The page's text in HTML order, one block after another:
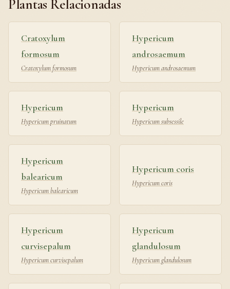
Plantas Relacionadas
Cratoxylum
formosum
Cratoxylum formosum
Hypericum
androsaemum
Hypericum androsaemum
Hypericum
Hypericum pruinatum
Hypericum
Hypericum subsessile
Hypericum
balearicum
Hypericum balearicum
Hypericum coris
Hypericum coris
Hypericum
curvisepalum
Hypericum curvisepalum
Hypericum
glandulosum
Hypericum glandulosum